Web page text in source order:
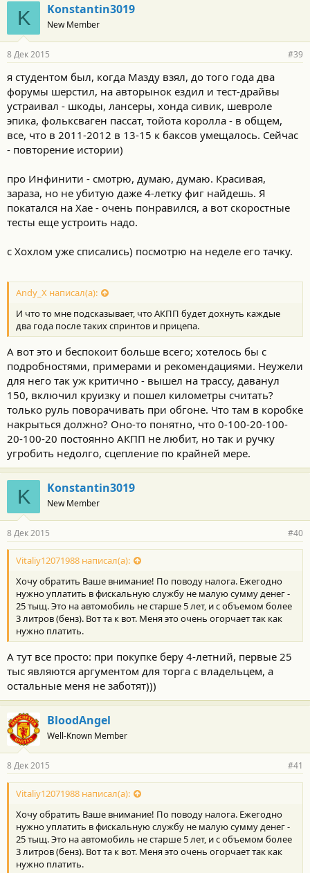
K Konstantin3019
New Member
8 Дек 2015 #39
я студентом был, когда Мазду взял, до того года два
форумы шерстил, на авторынок ездил и тест-драйвы
устраивал - шкоды, лансеры, хонда сивик, шевроле
эпика, фольксваген пассат, тойота королла - в общем,
все, что в 2011-2012 в 13-15 к баксов умещалось. Сейчас
- повторение истории)
про Инфинити - смотрю, думаю, думаю. Красивая,
зараза, но не убитую даже 4-летку фиг найдешь. Я
покатался на Хае - очень понравился, а вот скоростные
тесты еще устроить надо.
с Хохлом уже списались) посмотрю на неделе его тачку.
Andy_X написал(а):
И что то мне подсказывает, что АКПП будет дохнуть каждые
два года после таких спринтов и прицепа.
А вот это и беспокоит больше всего; хотелось бы с
подробностями, примерами и рекомендациями. Неужели
для него так уж критично - вышел на трассу, даванул
150, включил круизку и пошел километры считать?
только руль поворачивать при обгоне. Что там в коробке
накрыться должно? Оно-то понятно, что 0-100-20-100-
20-100-20 постоянно АКПП не любит, но так и ручку
угробить недолго, сцепление по крайней мере.
K Konstantin3019
New Member
8 Дек 2015 #40
Vitaliy12071988 написал(а):
Хочу обратить Ваше внимание! По поводу налога. Ежегодно
нужно уплатить в фискальную службу не малую сумму денег -
25 тыщ. Это на автомобиль не старше 5 лет, и с объемом более
3 литров (бенз). Вот та к вот. Меня это очень огорчает так как
нужно платить.
А тут все просто: при покупке беру 4-летний, первые 25
тыс являются аргументом для торга с владельцем, а
остальные меня не заботят)))
BloodAngel
Well-Known Member
8 Дек 2015 #41
Vitaliy12071988 написал(а):
Хочу обратить Ваше внимание! По поводу налога. Ежегодно
нужно уплатить в фискальную службу не малую сумму денег -
25 тыщ. Это на автомобиль не старше 5 лет, и с объемом более
3 литров (бенз). Вот та к вот. Меня это очень огорчает так как
нужно платить.